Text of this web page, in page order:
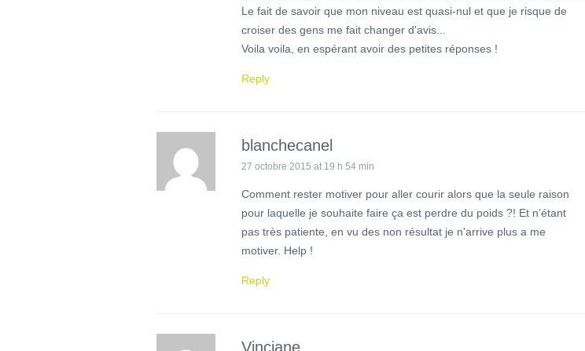
Le fait de savoir que mon niveau est quasi-nul et que je risque de
croiser des gens me fait changer d'avis...
Voila voila, en espérant avoir des petites réponses !
Reply
blanchecanel
27 octobre 2015 at 19 h 54 min
Comment rester motiver pour aller courir alors que la seule raison
pour laquelle je souhaite faire ça est perdre du poids ?! Et n’étant
pas très patiente, en vu des non résultat je n'arrive plus a me
motiver. Help !
Reply
Vinciane